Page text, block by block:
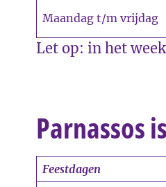
Maandag t/m vrijdag
Let op: in het
Parnassos
Feestdagen